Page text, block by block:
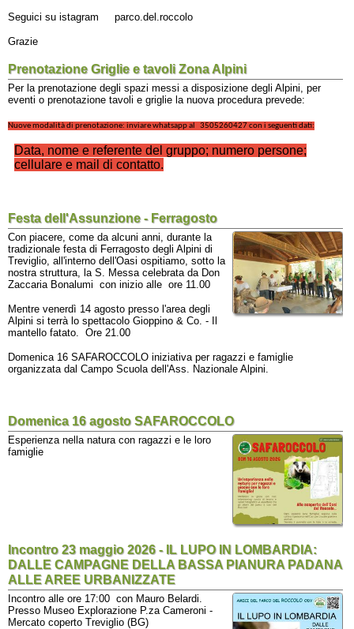
Seguici su istagram parco.del.roccolo
Grazie
Prenotazione Griglie e tavoli Zona Alpini
Per la prenotazione degli spazi messi a disposizione degli Alpini, per
eventi o prenotazione tavoli e griglie la nuova procedura prevede:
Nuove modalità di prenotazione: inviare whatsapp al 3505260427 con i seguenti dati:
Data, nome e referente del gruppo; numero persone;
cellulare e mail di contatto.
Festa dell'Assunzione - Ferragosto
Con piacere, come da alcuni anni, durante la
tradizionale festa di Ferragosto degli Alpini di
Treviglio, all'interno dell'Oasi ospitiamo, sotto la
nostra struttura, la S. Messa celebrata da Don
Zaccaria Bonalumi con inizio alle ore 11.00
Mentre venerdì 14 agosto presso l'area degli
Alpini si terrà lo spettacolo Gioppino & Co. - Il
mantello fatato. Ore 21.00
Domenica 16 SAFAROCCOLO iniziativa per ragazzi e famiglie
organizzata dal Campo Scuola dell'Ass. Nazionale Alpini.
Domenica 16 agosto SAFAROCCOLO
Esperienza nella natura con ragazzi e le loro
famiglie
Incontro 23 maggio 2026 - IL LUPO IN LOMBARDIA:
DALLE CAMPAGNE DELLA BASSA PIANURA PADANA
ALLE AREE URBANIZZATE
Incontro alle ore 17:00 con Mauro Belardi.
Presso Museo Explorazione P.za Cameroni -
Mercato coperto Treviglio (BG)